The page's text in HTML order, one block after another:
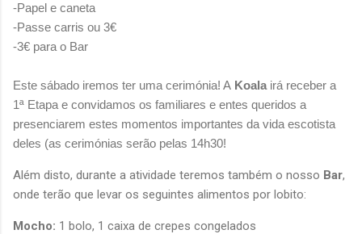
-Papel e caneta
-Passe carris ou 3€
-3€ para o Bar
Este sábado iremos ter uma cerimónia! A Koala irá receber a
1ª Etapa e convidamos os familiares e entes queridos a
presenciarem estes momentos importantes da vida escotista
deles (as cerimónias serão pelas 14h30!
Além disto, durante a atividade teremos também o nosso Bar,
onde terão que levar os seguintes alimentos por lobito:
Mocho: 1 bolo, 1 caixa de crepes congelados